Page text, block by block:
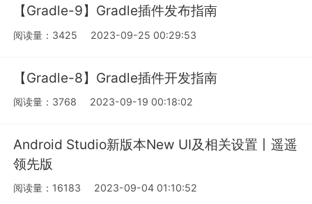
【Gradle-9】Gradle插件发布指南
阅读量：3425 2023-09-25 00:29:53
【Gradle-8】Gradle插件开发指南
阅读量：3768 2023-09-19 00:18:02
Android Studio新版本New UI及相关设置丨遥遥
领先版
阅读量：16183 2023-09-04 01:10:52